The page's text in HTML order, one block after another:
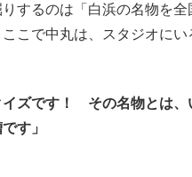
するのは「白浜の名物を
こで中丸は、スタジオに
ズです！ その名物とは、
す」